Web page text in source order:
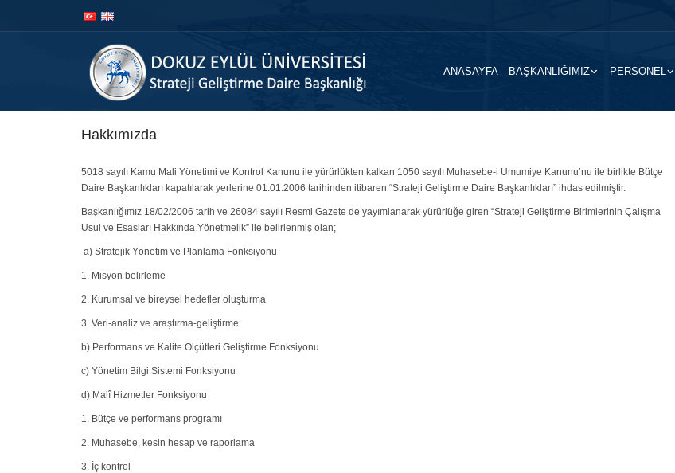
ANASAYFA BAŞKANLIĞIMIZ PERSONEL
Hakkımızda
5018 sayılı Kamu Mali Yönetimi ve Kontrol Kanunu ile yürürlükten kalkan 1050 sayılı Muhasebe-i Umumiye Kanunu’nu ile birlikte Bütçe
Daire Başkanlıkları kapatılarak yerlerine 01.01.2006 tarihinden itibaren “Strateji Geliştirme Daire Başkanlıkları” ihdas edilmiştir.
Başkanlığımız 18/02/2006 tarih ve 26084 sayılı Resmi Gazete de yayımlanarak yürürlüğe giren “Strateji Geliştirme Birimlerinin Çalışma
Usul ve Esasları Hakkında Yönetmelik” ile belirlenmiş olan;
a) Stratejik Yönetim ve Planlama Fonksiyonu
1. Misyon belirleme
2. Kurumsal ve bireysel hedefler oluşturma
3. Veri-analiz ve araştırma-geliştirme
b) Performans ve Kalite Ölçütleri Geliştirme Fonksiyonu
c) Yönetim Bilgi Sistemi Fonksiyonu
d) Malî Hizmetler Fonksiyonu
1. Bütçe ve performans programı
2. Muhasebe, kesin hesap ve raporlama
3. İç kontrol